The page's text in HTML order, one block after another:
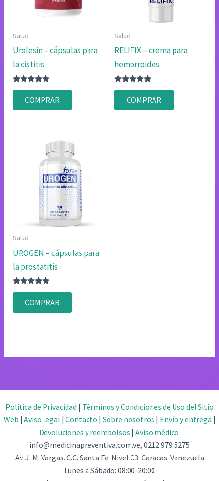
Salud
Urolesin – cápsulas para
la cistitis
Valorado
4.80
de 5
COMPRAR
Salud
RELIFIX – crema para
hemorroides
Valorado
4.80
de 5
COMPRAR
Salud
UROGEN – cápsulas para
la prostatitis
Valorado
4.80
de 5
COMPRAR
Política de Privacidad | Términos y Condiciones de Uso del Sitio
Web | Aviso legal | Contacto | Sobre nosotros | Envío y entrega |
Devoluciones y reembolsos | Aviso médico
info@medicinapreventiva.com.ve, 0212 979 5275
Av. J. M. Vargas. C.C. Santa Fe. Nivel C3. Caracas. Venezuela
Lunes a Sábado: 08:00-20:00